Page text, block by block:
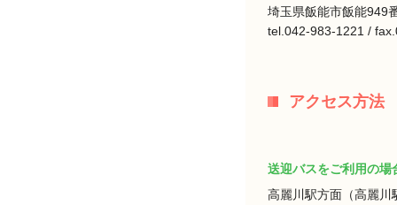
埼玉県飯能市飯能949
tel.042-983-1221 /
アクセス方法
送迎バスをご利用の場
高麗川駅方面（高麗川